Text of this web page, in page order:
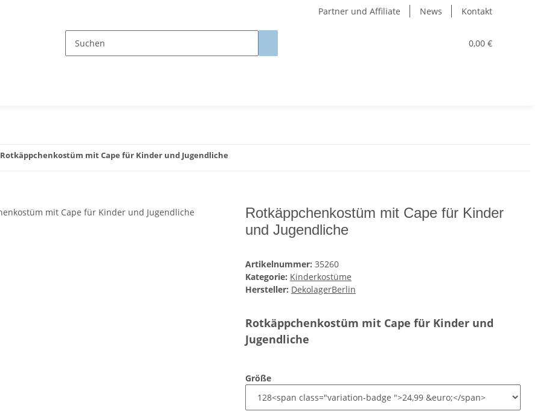
Partner und Affiliate News Kontakt
0,00 €
Rotkäppchenkostüm mit Cape für Kinder und Jugendliche
Rotkäppchenkostüm mit Cape für Kinder
und Jugendliche
Artikelnummer: 35260
Kategorie: Kinderkostüme
Hersteller: DekolagerBerlin
Rotkäppchenkostüm mit Cape für Kinder und
Jugendliche
Größe